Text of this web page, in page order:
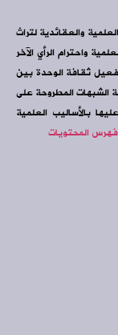
والعقائدية لتراث
واحترام الرأي الآخر
ثقافة الوحدة بين
الشبهات المطروحة على
بالأساليب العلمية
فهرس المحتويات